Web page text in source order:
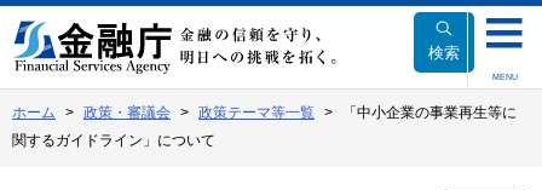
文
へ
動
検索
MENU
ホーム 政策・審議会 政策テーマ等一覧
「中小企業の事業再生等に
関するガイドライン」について